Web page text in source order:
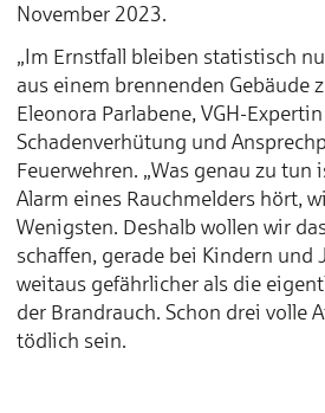
November 2023.
„Im Ernstfall bleiben statistisch
aus einem brennenden Gebäude
Eleonora Parlabene, VGH-
Schadenverhütung und
Feuerwehren. „Was genau zu tun
Alarm eines Rauchmelders hört,
Wenigsten. Deshalb wollen wir
schaffen, gerade bei Kindern und
weitaus gefährlicher als die
der Brandrauch. Schon drei volle
tödlich sein.